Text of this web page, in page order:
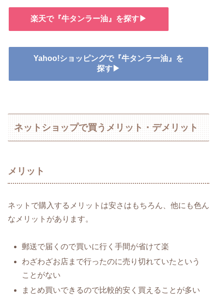
楽天で『牛タンラー油』を探す▶
Yahoo!ショッピングで『牛タンラー油』を
探す▶
ネットショップで買うメリット・デメリット
メリット
ネットで購入するメリットは安さはもちろん、他にも色ん
なメリットがあります。
郵送で届くので買いに行く手間が省けて楽
わざわざお店まで行ったのに売り切れていたという
ことがない
まとめ買いできるので比較的安く買えることが多い